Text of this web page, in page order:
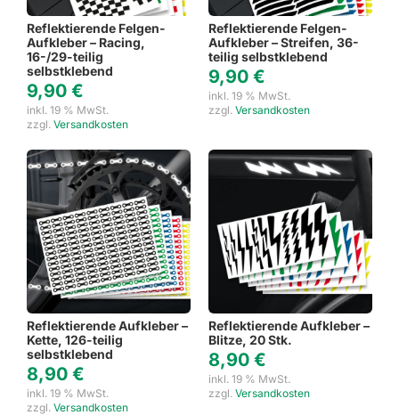
Reflektierende Felgen-
Aufkleber – Racing,
16-/29-teilig
selbstklebend
9,90 €
inkl. 19 % MwSt.
zzgl. Versandkosten
Reflektierende Felgen-
Aufkleber – Streifen, 36-
teilig selbstklebend
9,90 €
inkl. 19 % MwSt.
zzgl. Versandkosten
Reflektierende Aufkleber –
Kette, 126-teilig
selbstklebend
8,90 €
inkl. 19 % MwSt.
zzgl. Versandkosten
Reflektierende Aufkleber –
Blitze, 20 Stk.
8,90 €
inkl. 19 % MwSt.
zzgl. Versandkosten